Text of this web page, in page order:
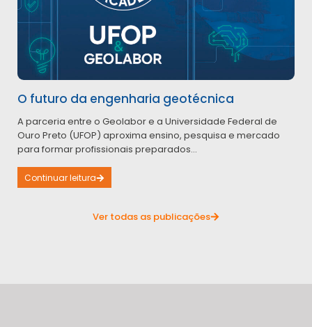
O futuro da engenharia geotécnica
A parceria entre o Geolabor e a Universidade Federal de
Ouro Preto (UFOP) aproxima ensino, pesquisa e mercado
para formar profissionais preparados...
Continuar leitura
Ver todas as publicações